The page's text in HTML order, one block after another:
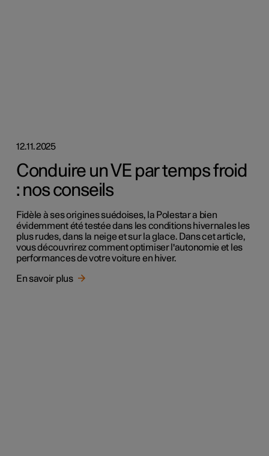
12.11.2025
Conduire un VE par temps froid
: nos conseils
Fidèle à ses origines suédoises, la Polestar a bien
évidemment été testée dans les conditions hivernales les
plus rudes, dans la neige et sur la glace. Dans cet article,
vous découvrirez comment optimiser l'autonomie et les
performances de votre voiture en hiver.
En savoir plus